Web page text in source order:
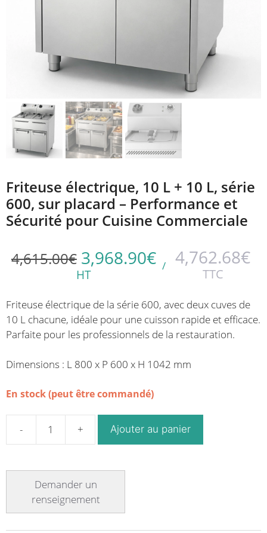
Friteuse électrique, 10 L + 10 L, série
600, sur placard – Performance et
Sécurité pour Cuisine Commerciale
4,615.00€ 3,968.90€
HT
/ 4,762.68€
TTC
Friteuse électrique de la série 600, avec deux cuves de
10 L chacune, idéale pour une cuisson rapide et efficace.
Parfaite pour les professionnels de la restauration.
Dimensions : L 800 x P 600 x H 1042 mm
En stock (peut être commandé)
quantité
électrique,
10
L
Ajouter au panier